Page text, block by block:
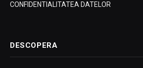
CONFIDENTIALITATEA DATELOR
DESCOPERA